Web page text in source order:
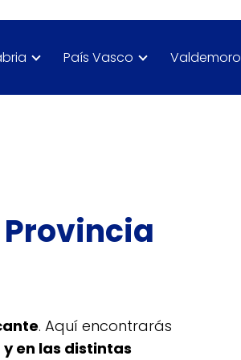
País Vasco Valdemoro
Provincia
. Aquí encontrarás
en las distintas